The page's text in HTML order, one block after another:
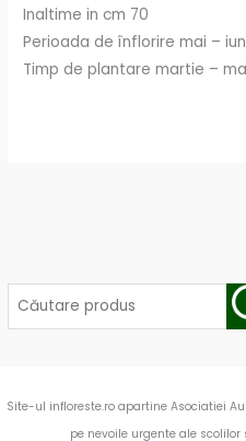
Inaltime in cm 70
Perioada de înflorire mai –
Timp de plantare martie –
Site-ul infloreste.ro apartine Asociatiei
pe nevoile urgente ale